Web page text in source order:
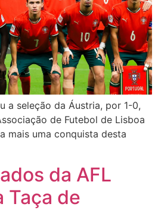
a seleção da Áustria, por 1-0,
de Futebol de Lisboa
mais uma conquista desta
da AFL
Taça de